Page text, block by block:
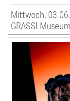
Mittwoch,
GRASSI